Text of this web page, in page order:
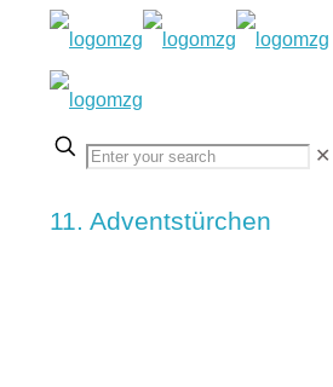
✕
11. Adventstürchen